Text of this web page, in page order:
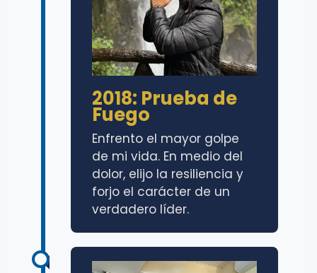
2018: Prueba de
Fuego
Enfrento el mayor golpe
de mi vida. En medio del
dolor, elijo la resiliencia y
forjo el carácter de un
verdadero líder.